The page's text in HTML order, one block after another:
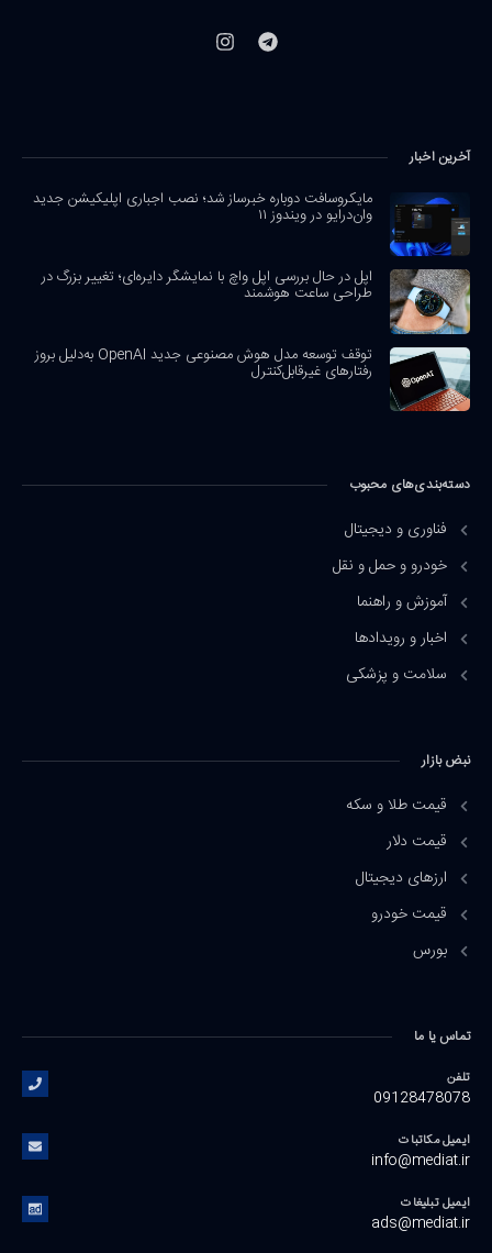
آخرین اخبار
مایکروسافت دوباره خبرساز شد؛ نصب اجباری اپلیکیشن جدید
وان‌درایو در ویندوز ۱۱
اپل در حال بررسی اپل واچ با نمایشگر دایره‌ای؛ تغییر بزرگ در
طراحی ساعت هوشمند
توقف توسعه مدل هوش مصنوعی جدید OpenAI به‌دلیل بروز
رفتارهای غیرقابل‌کنترل
دسته‌بندی‌های محبوب
فناوری و دیجیتال
خودرو و حمل و نقل
آموزش و راهنما
اخبار و رویدادها
سلامت و پزشکی
نبض بازار
قیمت طلا و سکه
قیمت دلار
ارزهای دیجیتال
قیمت خودرو
بورس
تماس یا ما
تلفن
09128478078
ایمیل مکاتبات
info@mediat.ir
ایمیل تبلیغات
ads@mediat.ir